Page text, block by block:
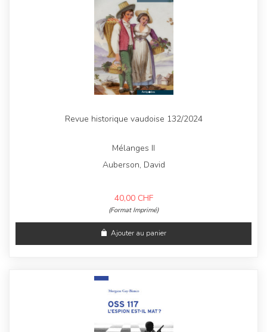
Revue historique vaudoise 132/2024
Mélanges II
Auberson, David
40,00 CHF
(Format Imprimé)
Ajouter au panier